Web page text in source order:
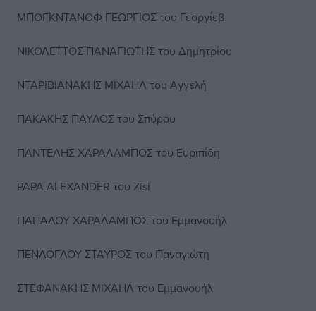
ΜΠΟΓΚΝΤΑΝΟΦ ΓΕΩΡΓΙΟΣ του Γεοργίεβ
ΝΙΚΟΛΕΤΤΟΣ ΠΑΝΑΓΙΩΤΗΣ του Δημητρίου
ΝΤΑΡΙΒΙΑΝΑΚΗΣ ΜΙΧΑΗΛ του Αγγελή
ΠΑΚΑΚΗΣ ΠΑΥΛΟΣ του Σπύρου
ΠΑΝΤΕΛΗΣ ΧΑΡΑΛΑΜΠΟΣ του Ευριπίδη
PAPA ALEXANDER του Zisi
ΠΑΠΑΛΟΥ ΧΑΡΑΛΑΜΠΟΣ του Εμμανουήλ
ΠΕΝΛΟΓΛΟΥ ΣΤΑΥΡΟΣ του Παναγιώτη
ΣΤΕΦΑΝΑΚΗΣ ΜΙΧΑΗΛ του Εμμανουήλ